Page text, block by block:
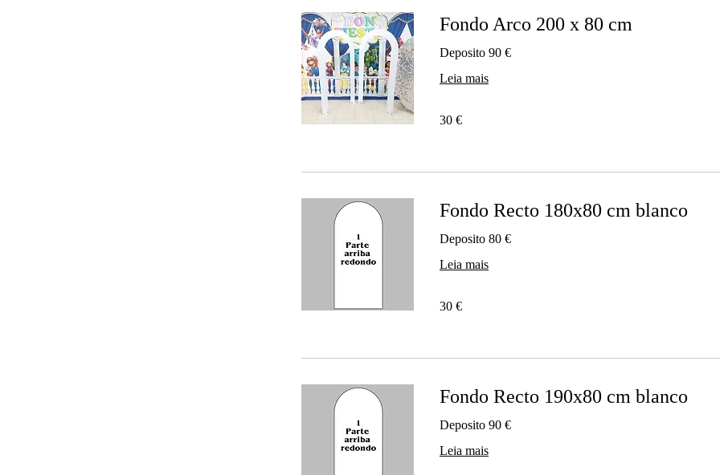
Fondo Arco 200 x 80 cm
Deposito 90 €
Leia mais
euros
30 €
Fondo Recto 180x80 cm blanco
Deposito 80 €
Leia mais
euros
30 €
Fondo Recto 190x80 cm blanco
Deposito 90 €
Leia mais